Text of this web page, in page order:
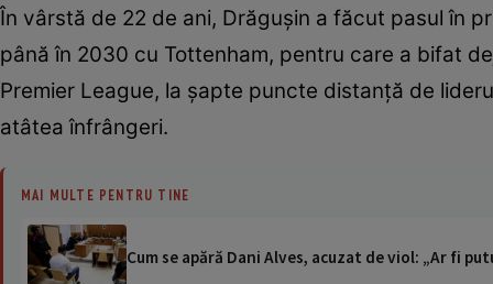
În vârstă de 22 de ani, Drăgușin a făcut pasul în
până în 2030 cu Tottenham, pentru care a bifat
Premier League, la șapte puncte distanță de
atâtea înfrângeri.
MAI MULTE PENTRU TINE
Cum se apără Dani Alves, acuzat de viol: „Ar fi